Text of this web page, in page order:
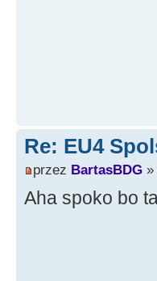
Re: EU4
przez BartasBDG »
Aha spoko bo